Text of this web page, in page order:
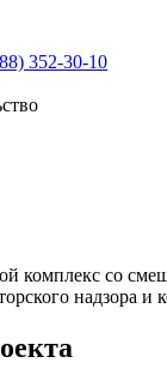
352-30-10
комплекс со
надзора и